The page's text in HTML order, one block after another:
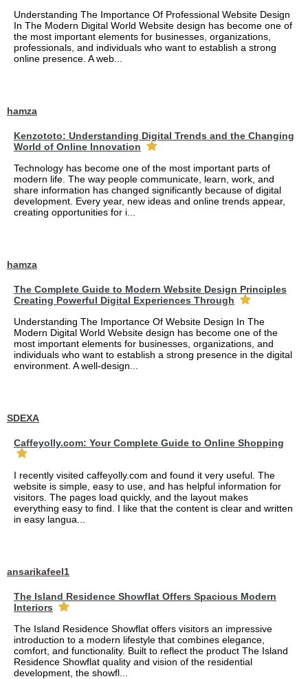
Understanding The Importance Of Professional Website Design
In The Modern Digital World Website design has become one of
the most important elements for businesses, organizations,
professionals, and individuals who want to establish a strong
online presence. A web...
hamza
Kenzototo: Understanding Digital Trends and the Changing
World of Online Innovation
Technology has become one of the most important parts of
modern life. The way people communicate, learn, work, and
share information has changed significantly because of digital
development. Every year, new ideas and online trends appear,
creating opportunities for i...
hamza
The Complete Guide to Modern Website Design Principles
Creating Powerful Digital Experiences Through
Understanding The Importance Of Website Design In The
Modern Digital World Website design has become one of the
most important elements for businesses, organizations, and
individuals who want to establish a strong presence in the digital
environment. A well-design...
SDEXA
Caffeyolly.com: Your Complete Guide to Online Shopping
I recently visited caffeyolly.com and found it very useful. The
website is simple, easy to use, and has helpful information for
visitors. The pages load quickly, and the layout makes
everything easy to find. I like that the content is clear and written
in easy langua...
ansarikafeel1
The Island Residence Showflat Offers Spacious Modern
Interiors
The Island Residence Showflat offers visitors an impressive
introduction to a modern lifestyle that combines elegance,
comfort, and functionality. Built to reflect the product The Island
Residence Showflat quality and vision of the residential
development, the showfl...